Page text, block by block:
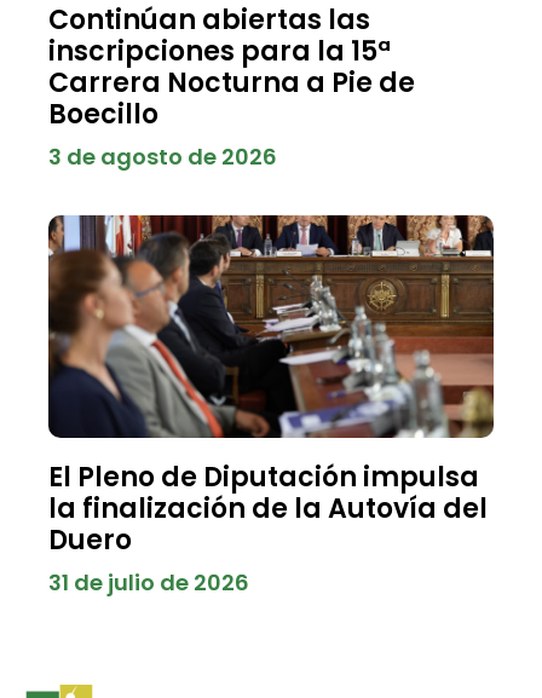
Continúan abiertas las
inscripciones para la 15ª
Carrera Nocturna a Pie de
Boecillo
3 de agosto de 2026
El Pleno de Diputación impulsa
la finalización de la Autovía del
Duero
31 de julio de 2026